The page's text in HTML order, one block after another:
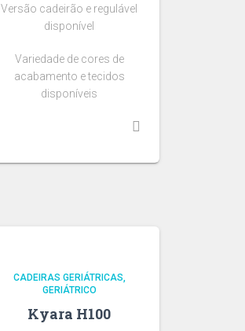
Versão cadeirão e regulável
disponível
Variedade de cores de
acabamento e tecidos
disponíveis
CADEIRAS GERIÁTRICAS
GERIÁTRICO
Kyara H100